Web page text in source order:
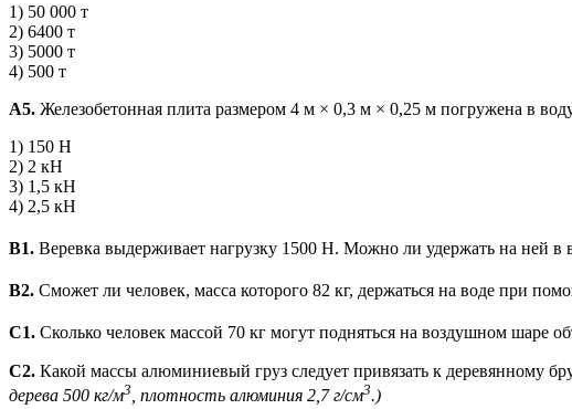
1) 50 000 т
2) 6400 т
3) 5000 т
4) 500 т
А5. Железобетонная плита размером 4 м × 0,3 м × 0,25 м погружена в
1) 150 Н
2) 2 кН
3) 1,5 кН
4) 2,5 кН
В1. Веревка выдерживает нагрузку 1500 Н. Можно ли удержать на ней в
В2. Сможет ли человек, масса которого 82 кг, держаться на воде при
С1. Сколько человек массой 70 кг могут подняться на воздушном шаре
С2. Какой массы алюминиевый груз следует привязать к деревянному
дерева 500 кг/м3 , плотность алюминия 2,7 г/см3.)